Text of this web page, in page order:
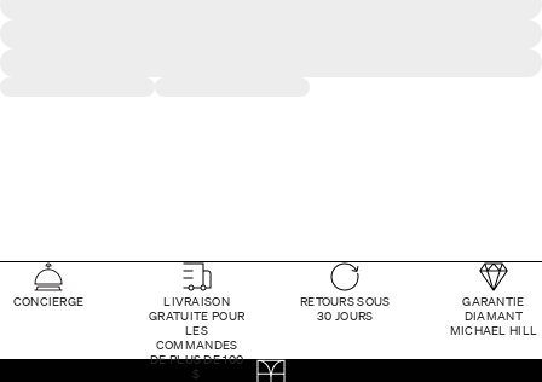
CONCIERGE
LIVRAISON
GRATUITE POUR
LES
COMMANDES
DE PLUS DE 100
$
RETOURS SOUS
30 JOURS
GARANTIE
DIAMANT
MICHAEL HILL